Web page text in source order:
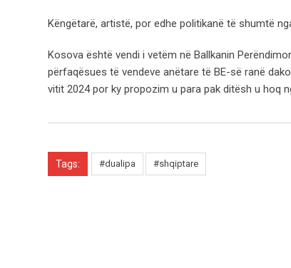
Këngëtarë, artistë, por edhe politikanë të shumtë
Kosova është vendi i vetëm në Ballkanin
përfaqësues të vendeve anëtare të BE-së ranë
vitit 2024 por ky propozim u para pak ditësh u hoq
Tags: #dualipa #shqiptare